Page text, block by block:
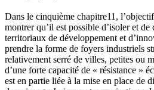
Dans le cinquième chapitre11 ,
montrer qu’il est possible d’isoler et
territoriaux de développement et
prendre la forme de foyers industriels
relativement serré de villes, petites ou
d’une forte capacité de « résistance »
est en partie liée à la mise en place de